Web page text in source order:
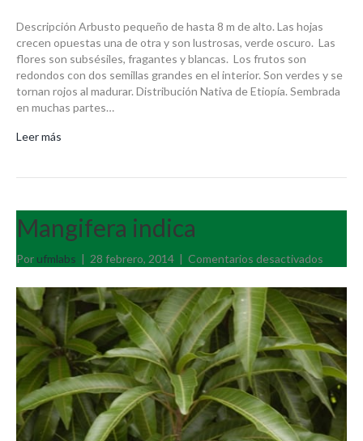
Descripción Arbusto pequeño de hasta 8 m de alto. Las hojas
crecen opuestas una de otra y son lustrosas, verde oscuro. Las
flores son subsésiles, fragantes y blancas. Los frutos son
redondos con dos semillas grandes en el interior. Son verdes y se
tornan rojos al madurar. Distribución Nativa de Etiopía. Sembrada
en muchas partes…
Leer más
Mangifera indica
Por ufmlabs | 28 febrero, 2014 | Comentarios desactivados
indica